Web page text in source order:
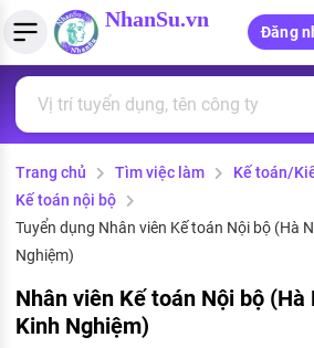
NhanSu.vn
Đăng
Tìm việc làm
Việc làm ngành luật
Việc làm lương cao
CÔNG TY
Quản lý CV
Tải CV lên
Tạo CV trực tuyến
MẪU CV THEO STYLE
Mẫu CV đơn giản
Tính lương Gross - Net
Tính thuế thu nhập cá nhân
Tính trợ cấp thất nghiệp
PHÁP LUẬT VIỆT NAM
Văn bản pháp luật
Chính sách mới
PHÁP LUẬT LAO ĐỘNG
Bảo hiểm và phúc lợi
Trang chủ Tìm việc làm Kế toán/
Kế toán nội bộ
Tuyển dụng Nhân viên Kế toán Nội bộ (Hà
Nghiệm)
Nhân viên Kế toán Nội bộ (Hà
Kinh Nghiệm)